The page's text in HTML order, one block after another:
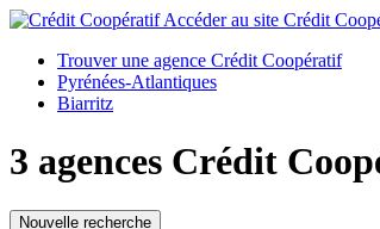
Accéder au site Crédit
Trouver une agence Crédit Coopératif
Pyrénées-Atlantiques
Biarritz
3 agences Crédit
Nouvelle recherche